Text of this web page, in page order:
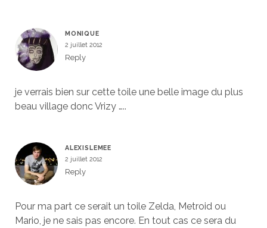
MONIQUE
2 juillet 2012
Reply
je verrais bien sur cette toile une belle image du plus
beau village donc Vrizy …..
ALEXISLEMEE
2 juillet 2012
Reply
Pour ma part ce serait un toile Zelda, Metroid ou
Mario, je ne sais pas encore. En tout cas ce sera du